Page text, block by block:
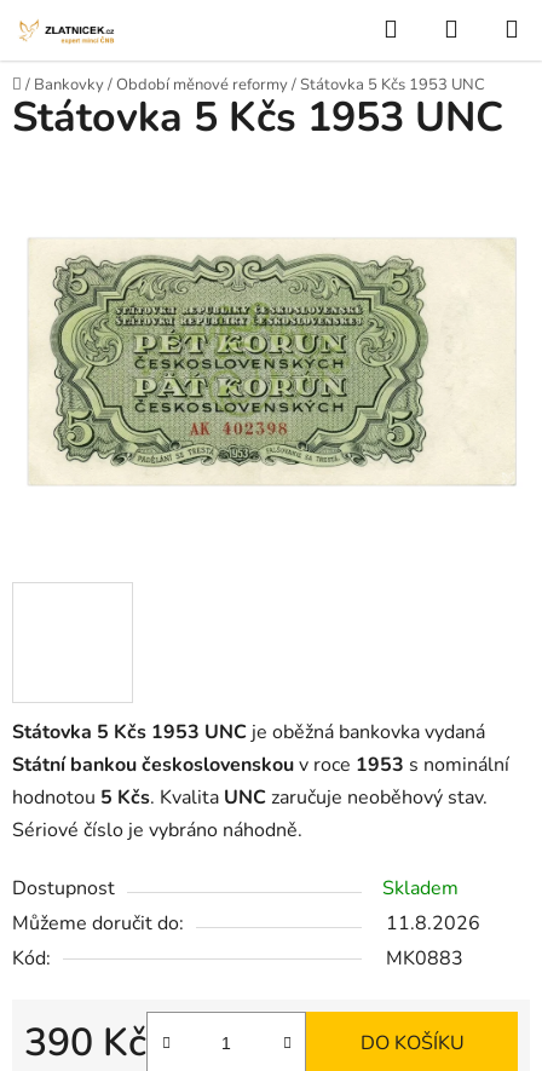
Hledat
Domů
/ Bankovky/Období měnové reformy/Státovka 5 Kčs 1953 UNC
Státovka 5 Kčs 1953 UNC je oběžná bankovka vydaná
Státní bankou československouv roce 1953 s nominální
hodnotou 5 Kčs. Kvalita UNCzaručuje neoběhový stav.
Sériové číslo je vybráno náhodně.
Dostupnost
Skladem
Můžeme doručit do:
11.8.2026
Kód:
MK0883
390 Kč DO KOŠÍKU
Státovka 5 Kčs 1953 UNC